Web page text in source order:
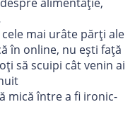
alimentație,
mai urâte părți ale
în online, nu ești față
să scuipi cât venin ai
mică între a fi ironic-